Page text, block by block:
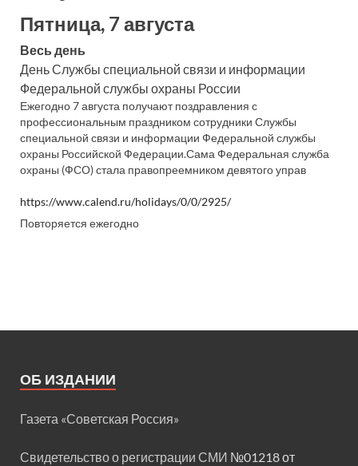
Пятница, 7 августа
Весь день
День Службы специальной связи и информации
Федеральной службы охраны России
Ежегодно 7 августа получают поздравления с
профессиональным праздником сотрудники Службы
специальной связи и информации Федеральной службы
охраны Российской Федерации.Сама Федеральная служба
охраны (ФСО) стала правопреемником девятого управ
https://www.calend.ru/holidays/0/0/2925/
Повторяется ежегодно
ОБ ИЗДАНИИ
Газета «Советская Россия»
Свидетельство о регистрации СМИ №01218 от